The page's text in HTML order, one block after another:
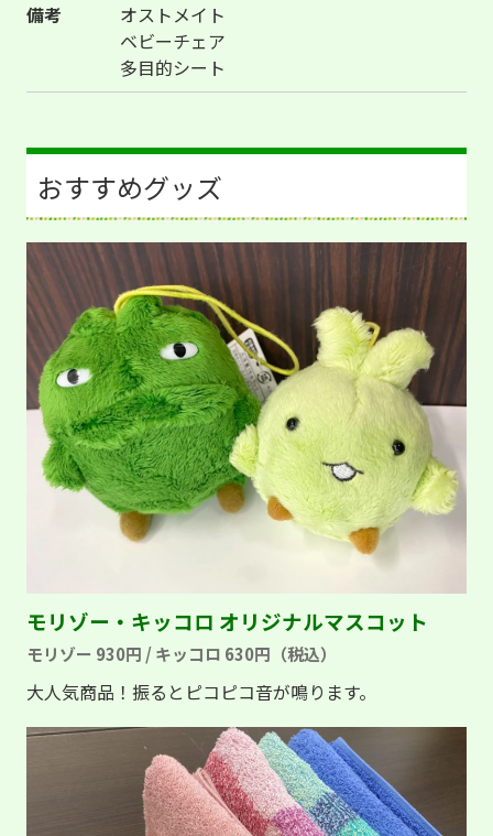
備考
オストメイト
ベビーチェア
多目的シート
おすすめグッズ
モリゾー・キッコロ オリジナルマスコット
モリゾー 930円 / キッコロ 630円（税込）
大人気商品！振るとピコピコ音が鳴ります。